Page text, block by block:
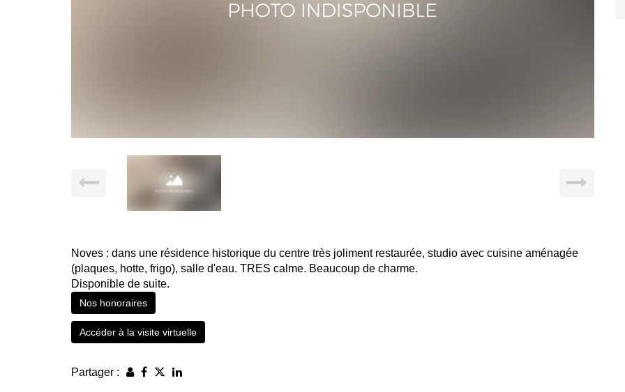
Noves : dans une résidence historique du centre très joliment restaurée, studio avec cuisine aménagée
(plaques, hotte, frigo), salle d'eau. TRES calme. Beaucoup de charme.
Disponible de suite.
Nos honoraires
Accéder à la visite virtuelle
Partager :